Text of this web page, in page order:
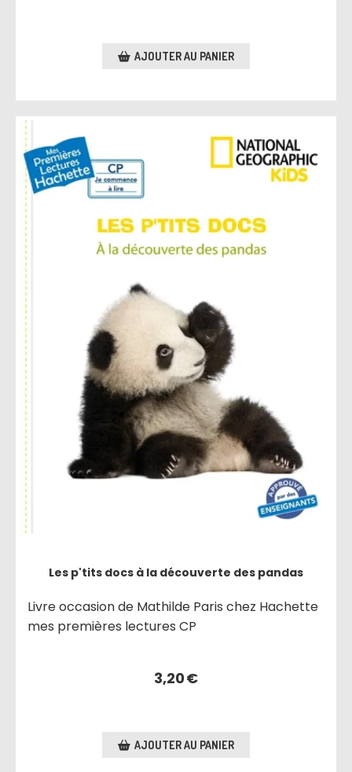
AJOUTER AU PANIER
Les p'tits docs à la découverte des pandas
Livre occasion de Mathilde Paris chez Hachette
mes premières lectures CP
3,20€
AJOUTER AU PANIER